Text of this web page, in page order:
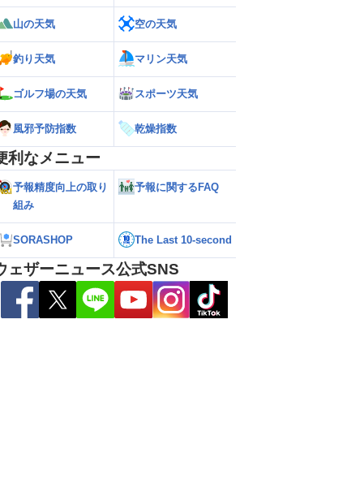
た西日本太平洋
雨のおそれ
台風による雨風の影響は？
山の天気 空の天気
釣り天気 マリン天気
ゴルフ場の天気 スポーツ天気
風邪予防指数 乾燥指数
利なメニュー
予報精度向上の取り
組み
予報に関するFAQ
SORASHOP The Last 10-second
ェザーニュース公式SNS